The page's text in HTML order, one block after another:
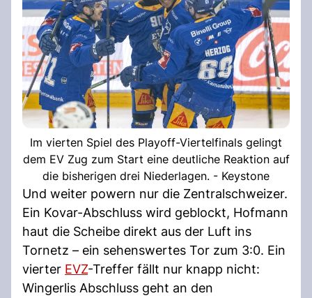
Im vierten Spiel des Playoff-Viertelfinals gelingt
dem EV Zug zum Start eine deutliche Reaktion auf
die bisherigen drei Niederlagen. - Keystone
Und weiter powern nur die Zentralschweizer.
Ein Kovar-Abschluss wird geblockt, Hofmann
haut die Scheibe direkt aus der Luft ins
Tornetz – ein sehenswertes Tor zum 3:0. Ein
vierter EVZ-Treffer fällt nur knapp nicht:
Wingerlis Abschluss geht an den